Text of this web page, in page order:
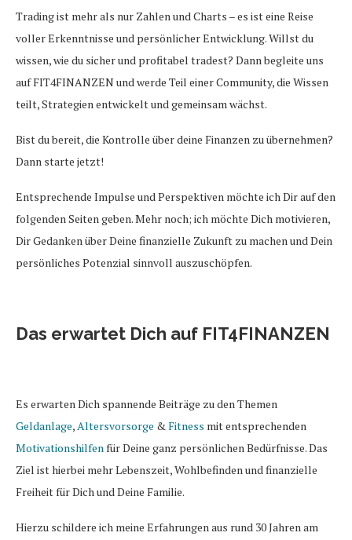
Trading ist mehr als nur Zahlen und Charts – es ist eine Reise
voller Erkenntnisse und persönlicher Entwicklung. Willst du
wissen, wie du sicher und profitabel tradest? Dann begleite uns
auf FIT4FINANZEN und werde Teil einer Community, die Wissen
teilt, Strategien entwickelt und gemeinsam wächst.
Bist du bereit, die Kontrolle über deine Finanzen zu übernehmen?
Dann starte jetzt!
Entsprechende Impulse und Perspektiven möchte ich Dir auf den
folgenden Seiten geben. Mehr noch; ich möchte Dich motivieren,
Dir Gedanken über Deine finanzielle Zukunft zu machen und Dein
persönliches Potenzial sinnvoll auszuschöpfen.
Das erwartet Dich auf FIT4FINANZEN
Es erwarten Dich spannende Beiträge zu den Themen
Geldanlage, Altersvorsorge & Fitness mit entsprechenden
Motivationshilfen für Deine ganz persönlichen Bedürfnisse. Das
Ziel ist hierbei mehr Lebenszeit, Wohlbefinden und finanzielle
Freiheit für Dich und Deine Familie.
Hierzu schildere ich meine Erfahrungen aus rund 30 Jahren am